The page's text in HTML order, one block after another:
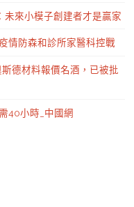
未來小模子創建者才是贏家
情防森和診所家醫科控戰
德材料報價名酒，已被批
40小時_中國網